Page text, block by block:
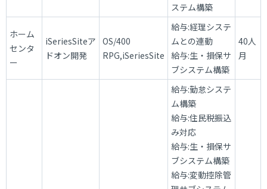
ステム構築
ホーム
センタ
ー
iSeriesSiteア
ドオン開発
OS/400
RPG,iSeriesSite
給与:経理システ
ムとの連動
給与:生・損保サ
ブシステム構築
40人
月
給与:勤怠システ
ム構築
給与:住民税振込
み対応
給与:生・損保サ
ブシステム構築
給与:変動控除管